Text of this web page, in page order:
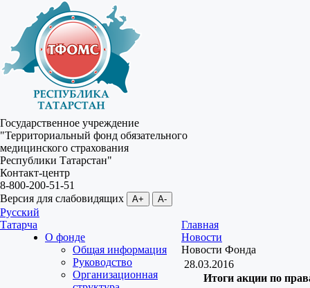
Государственное учреждение
"Территориальный фонд обязательного
медицинского страхования
Республики Татарстан"
Контакт-центр
8-800-200-51-51
Версия для слабовидящих
A+ A-
Русский
Татарча
О фонде
Общая информация
Руководство
Организационная
Главная
Новости
Новости Фонда
28.03.2016
Итоги акции по